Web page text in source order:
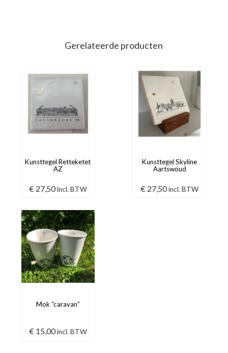
Gerelateerde producten
Kunsttegel Retteketet
AZ
€27,50 incl. BTW
Kunsttegel Skyline
Aartswoud
€ 27,50incl. BTW
Mok “caravan”
€15,00 incl. BTW